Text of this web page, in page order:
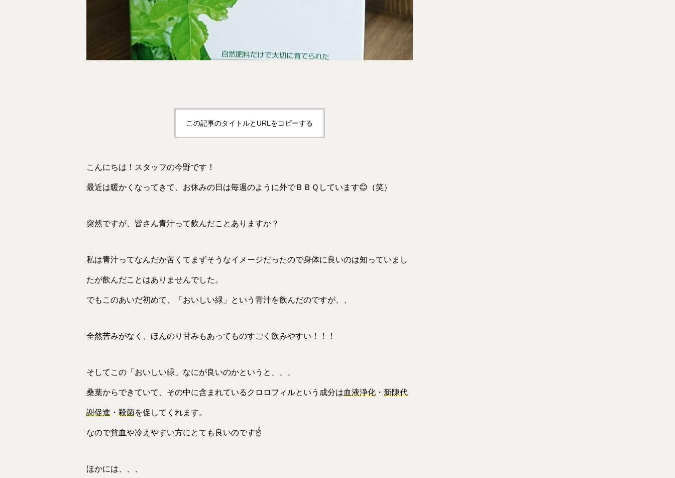
この記事のタイトルとURLをコピーする
こんにちは！スタッフの今野です！
最近は暖かくなってきて、お休みの日は毎週のように外でＢＢＱしています😊（笑）
突然ですが、皆さん青汁って飲んだことありますか？
私は青汁ってなんだか苦くてまずそうなイメージだったので身体に良いのは知っていまし
たが飲んだことはありませんでした。
でもこのあいだ初めて、「おいしい緑」という青汁を飲んだのですが、、
全然苦みがなく、ほんのり甘みもあってものすごく飲みやすい！！！
そしてこの「おいしい緑」なにが良いのかというと、、、
桑葉からできていて、その中に含まれているクロロフィルという成分は血液浄化 ・ 新陳代
謝促進 ・ 殺菌を促してくれます。
なので貧血や冷えやすい方にとても良いのです☝
ほかには、、、